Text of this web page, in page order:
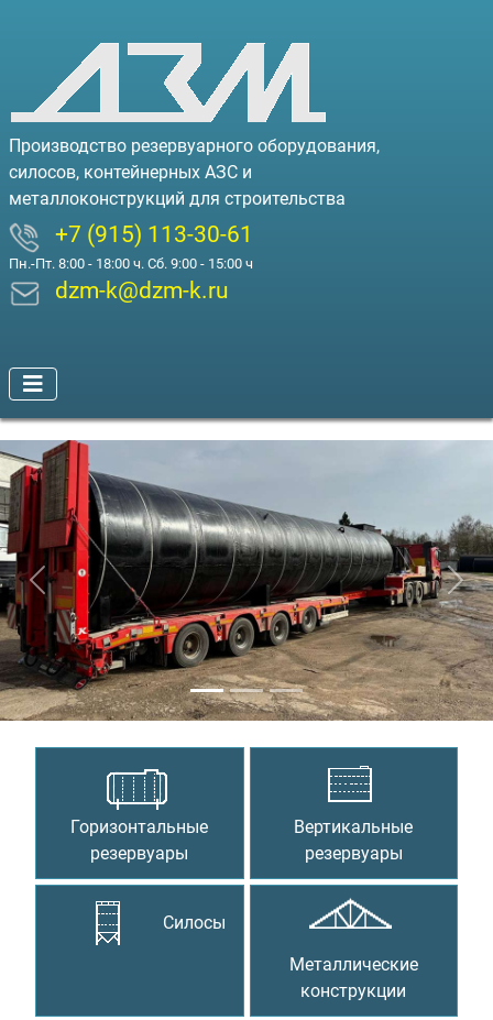
Производство резервуарного оборудования,
силосов, контейнерных АЗС и
металлоконструкций для строительства
+7 (915) 113-30-61
Пн.-Пт. 8:00 - 18:00 ч. Сб. 9:00 - 15:00 ч
dzm-k@dzm-k.ru
Предыдущий
Горизонтальные
резервуары
Вертикальные
резервуары
Силосы
Металлические
конструкции